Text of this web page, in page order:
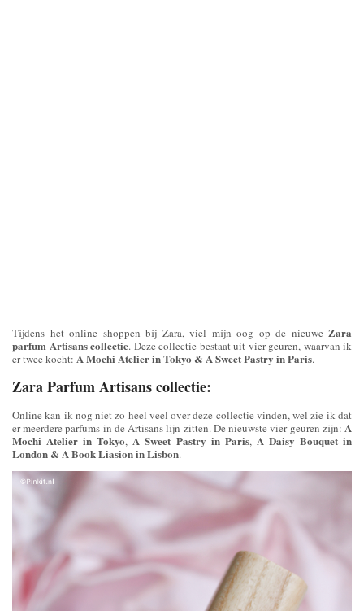
Tijdens het online shoppen bij Zara, viel mijn oog op de nieuwe Zara
parfum Artisans collectie. Deze collectie bestaat uit vier geuren, waarvan ik
er twee kocht: A Mochi Atelier in Tokyo & A Sweet Pastry in Paris.
Zara Parfum Artisans collectie:
Online kan ik nog niet zo heel veel over deze collectie vinden, wel zie ik dat
er meerdere parfums in de Artisans lijn zitten. De nieuwste vier geuren zijn: A
Mochi Atelier in Tokyo,A Sweet Pastry in Paris, A Daisy Bouquet in
London & A Book Liasion in Lisbon.